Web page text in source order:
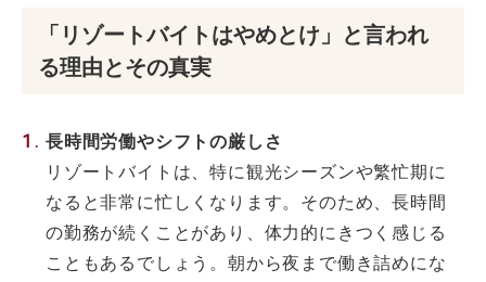
「リゾートバイトはやめとけ」と言われ
る理由とその真実
長時間労働やシフトの厳しさ
リゾートバイトは、特に観光シーズンや繁忙期に
なると非常に忙しくなります。そのため、長時間
の勤務が続くことがあり、体力的にきつく感じる
こともあるでしょう。朝から夜まで働き詰めにな